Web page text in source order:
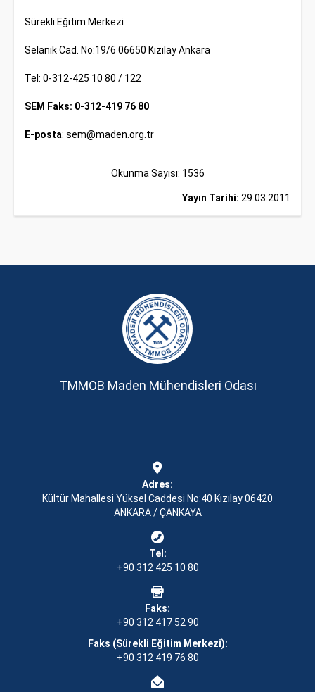
Sürekli Eğitim Merkezi
Selanik Cad. No:19/6 06650 Kızılay Ankara
Tel: 0-312-425 10 80 / 122
SEM Faks: 0-312-419 76 80
E-posta: sem@maden.org.tr
Okunma Sayısı: 1536
Yayın Tarihi: 29.03.2011
TMMOB Maden Mühendisleri Odası
Adres:
Kültür Mahallesi Yüksel Caddesi No:40 Kızılay 06420
ANKARA / ÇANKAYA
Tel:
+90 312 425 10 80
Faks:
+90 312 417 52 90
Faks (Sürekli Eğitim Merkezi):
+90 312 419 76 80